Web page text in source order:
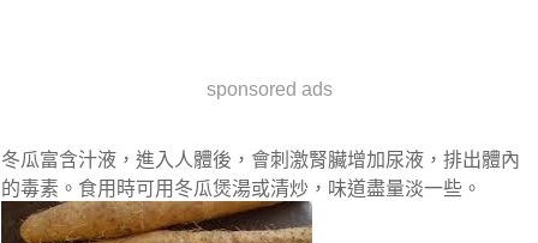
sponsored ads
冬瓜富含汁​​液，進入人體後，會刺激腎臟增加尿液，排出體內
的毒素。食用時可用冬瓜煲湯或清炒，味道盡量淡一些。